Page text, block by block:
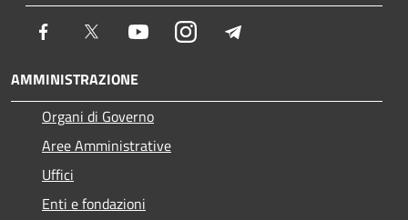
Facebook Twitter YoutubeInstagram
AMMINISTRAZIONE
Organi di Governo
Aree Amministrative
Uffici
Enti e fondazioni